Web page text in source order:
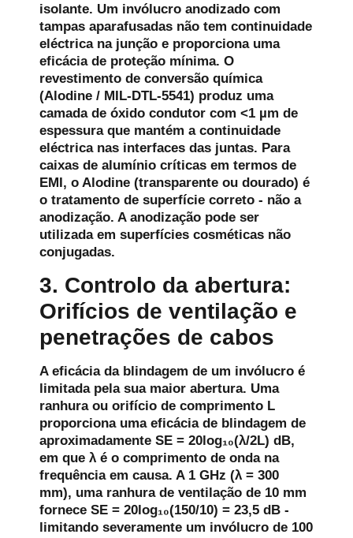
isolante. Um invólucro anodizado com
tampas aparafusadas não tem continuidade
eléctrica na junção e proporciona uma
eficácia de proteção mínima. O
revestimento de conversão química
(Alodine / MIL-DTL-5541) produz uma
camada de óxido condutor com <1 µm de
espessura que mantém a continuidade
eléctrica nas interfaces das juntas. Para
caixas de alumínio críticas em termos de
EMI, o Alodine (transparente ou dourado) é
o tratamento de superfície correto - não a
anodização. A anodização pode ser
utilizada em superfícies cosméticas não
conjugadas.
3. Controlo da abertura:
Orifícios de ventilação e
penetrações de cabos
A eficácia da blindagem de um invólucro é
limitada pela sua maior abertura. Uma
ranhura ou orifício de comprimento L
proporciona uma eficácia de blindagem de
aproximadamente SE = 20log₁₀(λ/2L) dB,
em que λ é o comprimento de onda na
frequência em causa. A 1 GHz (λ = 300
mm), uma ranhura de ventilação de 10 mm
fornece SE = 20log₁₀(150/10) = 23,5 dB -
limitando severamente um invólucro de 100